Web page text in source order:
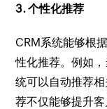
3. 个性化推荐
CRM系统能够根
性化推荐。例如
统可以自动推荐
荐不仅能够提升